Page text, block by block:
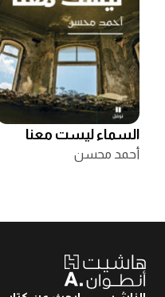
السماء ليست معنا
أحمد محسن